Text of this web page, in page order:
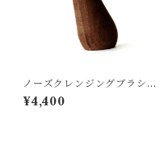
ノーズクレンジングブラシ S
HAQUDA
¥4,400